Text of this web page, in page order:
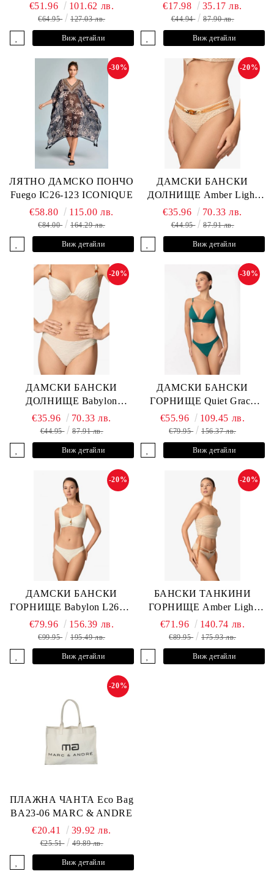
€51.96 101.62 лв.
€64.95 127.03 лв.
Виж детайли
ANDRE
€17.98 35.17 лв.
€44.94 87.90 лв.
Виж детайли
ЛЯТНО ДАМСКО ПОНЧО
Fuego IC26-123 ICONIQUE
-30%
€58.80 115.00 лв.
€84.00 164.29 лв.
Виж детайли
ДАМСКИ БАНСКИ
ДОЛНИЩЕ Amber Light
L2605-Z-MCB MARC &
ANDRE
-20%
€35.96 70.33 лв.
€44.95 87.91 лв.
Виж детайли
ДАМСКИ БАНСКИ
ДОЛНИЩЕ Babylon
L2613-Z-MTB MARC &
ANDRE
-20%
€35.96 70.33 лв.
€44.95 87.91 лв.
Виж детайли
ДАМСКИ БАНСКИ
ГОРНИЩЕ Quiet Grace
L2607-Y-352 MARC &
ANDRE
-30%
€55.96 109.45 лв.
€79.95 156.37 лв.
Виж детайли
ДАМСКИ БАНСКИ
ГОРНИЩЕ Babylon L2613-
YP-682 MARC & ANDRE
-20%
€79.96 156.39 лв.
€99.95 195.49 лв.
Виж детайли
БАНСКИ ТАНКИНИ
ГОРНИЩЕ Amber Light
L2605-Y-803 MARC &
ANDRE
-20%
€71.96 140.74 лв.
€89.95 175.93 лв.
Виж детайли
ПЛАЖНА ЧАНТА Eco Bag
BA23-06 MARC & ANDRE
-20%
€20.41 39.92 лв.
€25.51 49.89 лв.
Виж детайли